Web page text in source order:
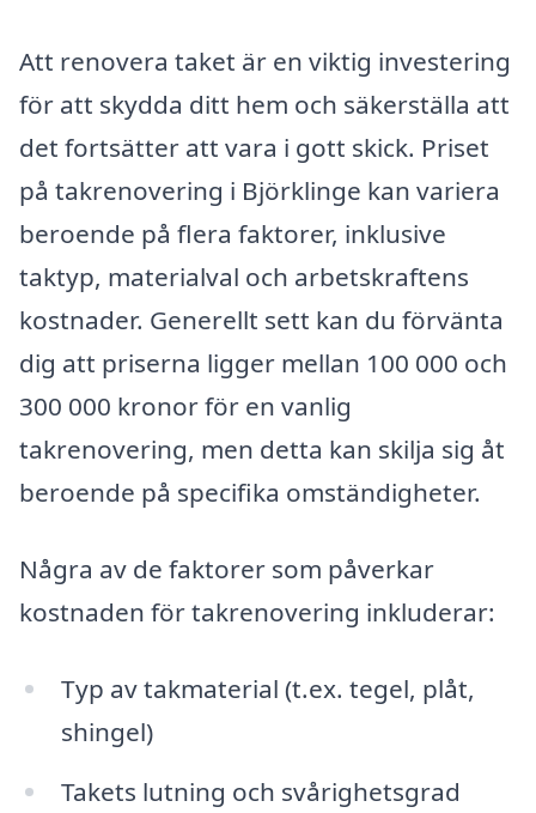
Att renovera taket är en viktig investering
för att skydda ditt hem och säkerställa att
det fortsätter att vara i gott skick. Priset
på takrenovering i Björklinge kan variera
beroende på flera faktorer, inklusive
taktyp, materialval och arbetskraftens
kostnader. Generellt sett kan du förvänta
dig att priserna ligger mellan 100 000 och
300 000 kronor för en vanlig
takrenovering, men detta kan skilja sig åt
beroende på specifika omständigheter.
Några av de faktorer som påverkar
kostnaden för takrenovering inkluderar:
Typ av takmaterial (t.ex. tegel, plåt,
shingel)
Takets lutning och svårighetsgrad